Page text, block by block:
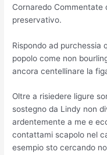
Cornaredo
preservativo.
Rispondo ad purchessia
popolo come non
ancora centellinare la
Oltre a risiedere ligure
sostegno da Lindy non
ardentemente a me e
contattami scapolo nel
esempio sto cercando